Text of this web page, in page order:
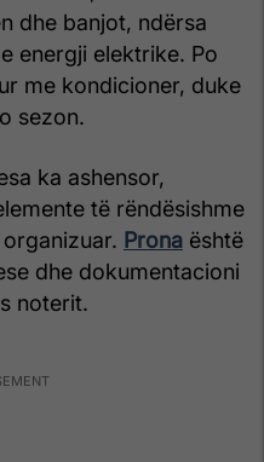
dhe banjot, ndërsa
energji elektrike. Po
me kondicioner, duke
sezon.
ka ashensor,
të rëndësishme
Prona është
dhe dokumentacioni
noterit.